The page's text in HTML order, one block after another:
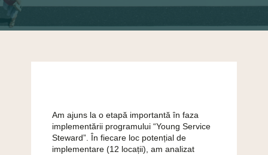
Am ajuns la o etapă importantă în faza
implementării programului “Young Service
Steward”. În fiecare loc potențial de
implementare (12 locații), am analizat